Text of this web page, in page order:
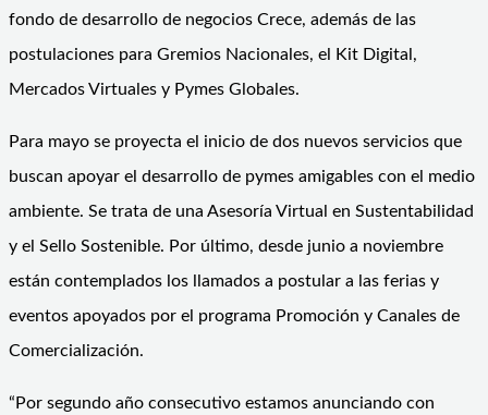
fondo de desarrollo de negocios Crece, además de las
postulaciones para Gremios Nacionales, el Kit Digital,
Mercados Virtuales y Pymes Globales.
Para mayo se proyecta el inicio de dos nuevos servicios que
buscan apoyar el desarrollo de pymes amigables con el medio
ambiente. Se trata de una Asesoría Virtual en Sustentabilidad
y el Sello Sostenible. Por último, desde junio a noviembre
están contemplados los llamados a postular a las ferias y
eventos apoyados por el programa Promoción y Canales de
Comercialización.
“Por segundo año consecutivo estamos anunciando con